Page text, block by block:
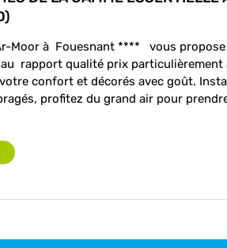
Moor à Fouesnant **** vous
rapport qualité prix particulièrement
confort et décorés avec goût.
profitez du grand air pour